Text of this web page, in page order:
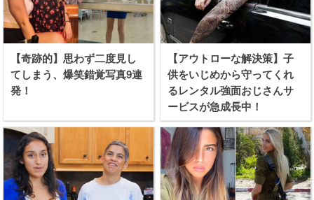
【奇跡的】思わず二度見し
てしまう、爆笑錯覚写真9連
発！
【アウトローな解決策】子
供をいじめから守ってくれ
るレンタル強面おじさんサ
ービスが急成長中！